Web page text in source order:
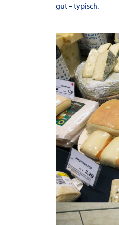
gut – typisch.